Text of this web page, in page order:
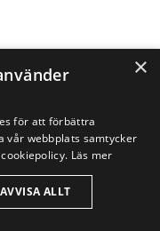
×
för att förbättra
vår webbplats samtycker
Läs mer
AVVISA ALLT